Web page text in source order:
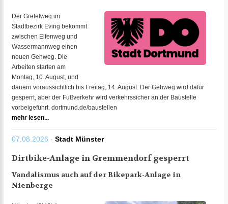
Der Gretelweg im
Stadtbezirk Eving bekommt
zwischen Elfenweg und
Wassermannweg einen
neuen Gehweg. Die
Arbeiten starten am
Montag, 10. August, und
dauern voraussichtlich bis Freitag, 14. August. Der Gehweg wird dafür
gesperrt, aber der Fußverkehr wird verkehrssicher an der Baustelle
vorbeigeführt. dortmund.de/baustellen
mehr lesen...
07.08.2026 - Stadt Münster
Dirtbike-Anlage in Gremmendorf gesperrt
Vandalismus auch auf der Bikepark-Anlage in
Nienberge